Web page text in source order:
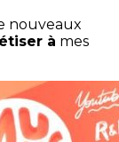
nouveaux
à mes